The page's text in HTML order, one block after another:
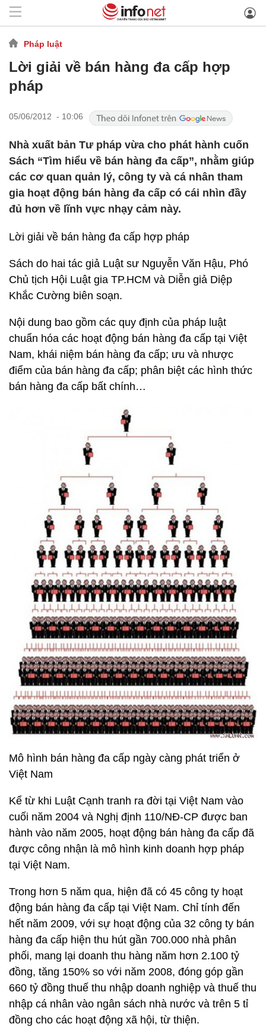
Pháp luật
Lời giải về bán hàng đa cấp hợp
pháp
05/06/2012 - 10:06
Nhà xuất bản Tư pháp vừa cho phát hành cuốn
Sách “Tìm hiểu về bán hàng đa cấp”, nhằm giúp
các cơ quan quản lý, công ty và cá nhân tham
gia hoạt động bán hàng đa cấp có cái nhìn đầy
đủ hơn về lĩnh vực nhạy cảm này.
Lời giải về bán hàng đa cấp hợp pháp
Sách do hai tác giả Luật sư Nguyễn Văn Hậu, Phó
Chủ tịch Hội Luật gia TP.HCM và Diễn giả Diệp
Khắc Cường biên soạn.
Nội dung bao gồm các quy định của pháp luật
chuẩn hóa các hoạt động bán hàng đa cấp tại Việt
Nam, khái niệm bán hàng đa cấp; ưu và nhược
điểm của bán hàng đa cấp; phân biệt các hình thức
bán hàng đa cấp bất chính…
Mô hình bán hàng đa cấp ngày càng phát triển ở
Việt Nam
Kể từ khi Luật Cạnh tranh ra đời tại Việt Nam vào
cuối năm 2004 và Nghị định 110/NĐ-CP được ban
hành vào năm 2005, hoạt động bán hàng đa cấp đã
được công nhận là mô hình kinh doanh hợp pháp
tại Việt Nam.
Trong hơn 5 năm qua, hiện đã có 45 công ty hoạt
động bán hàng đa cấp tại Việt Nam. Chỉ tính đến
hết năm 2009, với sự hoạt động của 32 công ty bán
hàng đa cấp hiện thu hút gần 700.000 nhà phân
phối, mang lại doanh thu hàng năm hơn 2.100 tỷ
đồng, tăng 150% so với năm 2008, đóng góp gần
660 tỷ đồng thuế thu nhập doanh nghiệp và thuế thu
nhập cá nhân vào ngân sách nhà nước và trên 5 tỉ
đồng cho các hoạt động xã hội, từ thiện.